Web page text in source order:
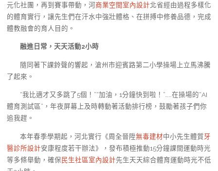
元化社團，再到賽事帶動，河商業空間室內設計北省經由過程多樣化
的體育實行，讓先生們在汗水中強壯體格、在拼搏中修養品德，完成
體教融會的育人目的。
融進日常，天天活動2小時
隨同著下課鈴聲的響起，滄州市迎賓路第二小學操場上立馬沸騰
了起來。
“我比適才又多跳了5個！”“加油，1分鐘快到啦！”……在操場的“AI
體育測試區”，年夜屏幕上及時轉動著活動排行榜，鼓勵著孩子們你
追我趕。
本年春季學期起，河北實行《周全晉陞無毒建材中小先生體質牙
醫診所設計安康程度若干辦法》，發布積極推動15分鐘課間運動時光
等多條舉動，確保民生社區室內設計先生天天綜合體育運動時光不低